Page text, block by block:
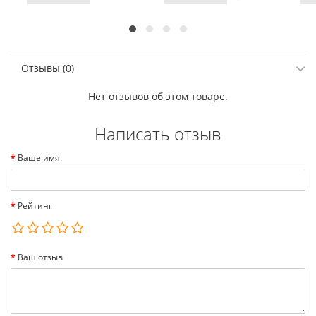
Отзывы (0)
Нет отзывов об этом товаре.
Написать отзыв
Ваше имя:
Рейтинг
Ваш отзыв